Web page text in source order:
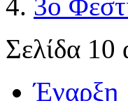
3ο
Σελίδα 10
Έναρξη